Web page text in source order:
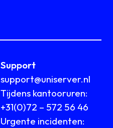
Support
support@uniserver.nl
Tijdens kantooruren:
+31(0)72 – 572 56 46
Urgente incidenten: